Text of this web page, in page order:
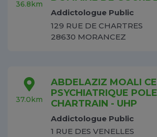
36.8km
Addictologue Public
129 RUE DE CHARTRES
28630 MORANCEZ
37.0km
ABDELAZIZ MOALI
PSYCHIATRIQUE POLE
CHARTRAIN - UHP
Addictologue Public
1 RUE DES VENELLES